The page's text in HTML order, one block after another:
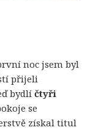
noc jsem byl
přijeli
bydlíčtyři
se
získal titul